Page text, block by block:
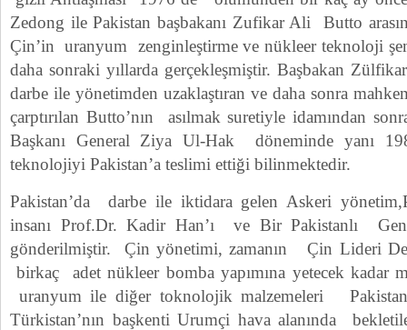
Zedong ile Pakistan başbakanı Zufikar Ali Butto
Çin’in uranyum zenginleştirme ve nükleer teknoloji
daha sonraki yıllarda gerçekleşmiştir. Başbakan
darbe ile yönetimden uzaklaştıran ve daha sonra
çarptırılan Butto’nın asılmak suretiyle idamından
Başkanı General Ziya Ul-Hak döneminde yanı
teknolojiyi Pakistan’a teslimi ettiği bilinmektedir.
Pakistan’da darbe ile iktidara gelen Askeri
insanı Prof.Dr. Kadir Han’ı ve Bir Pakistanlı
gönderilmiştir. Çin yönetimi, zamanın Çin Lideri
birkaç adet nükleer bomba yapımına yetecek kadar
uranyum ile diğer toknolojik malzemeleri
Türkistan’nın başkenti Urumçi hava alanında